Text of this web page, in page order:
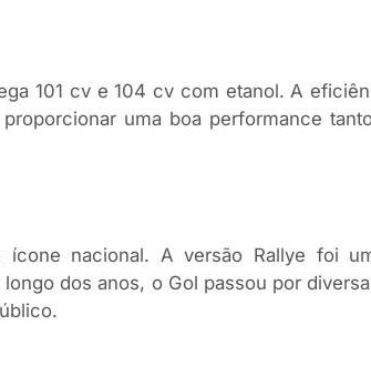
101 cv e 104 cv com etanol. A
uma boa performance
nacional. A versão Rallye foi
dos anos, o Gol passou por